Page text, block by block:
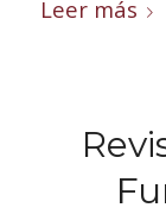
Leer más